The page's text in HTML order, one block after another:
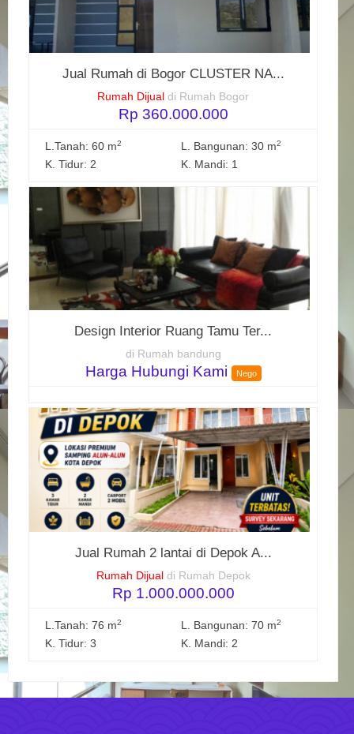
Jual Rumah di Bogor CLUSTER NA...
Rumah Dijual di Rumah Bogor
Rp 360.000.000
L.Tanah: 60 m2 L. Bangunan: 30 m2
K. Tidur: 2 K. Mandi: 1
Design Interior Ruang Tamu Ter...
di Rumah bandung
Harga Hubungi Kami Nego
Jual Rumah 2 lantai di Depok A...
Rumah Dijual di Rumah Depok
Rp 1.000.000.000
L.Tanah: 76 m2 L. Bangunan: 70 m2
K. Tidur: 3 K. Mandi: 2